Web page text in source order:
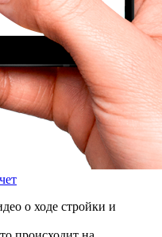
о ходе стройки и